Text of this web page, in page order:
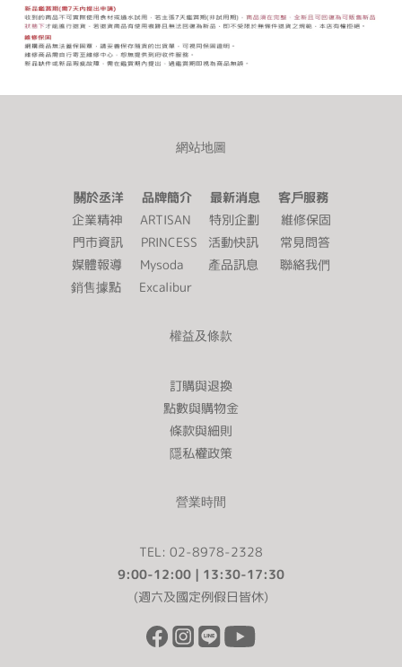
網站地圖
關於丞洋 品牌簡介 最新消息 客戶服務
企業精神
ARTISAN 特別企劃
維修保固
門市資訊
PRINCESS 活動快訊
常見問答
媒體報導
Mysoda 產品訊息
聯絡我們
銷售據點
Excalibur
權益及條款
訂購與退換
點數與購物金
條款與細則
隱私權政策
營業時間
TEL: 02-8978-2328
9:00-12:00 | 13:30-17:30
(週六及國定例假日皆休)